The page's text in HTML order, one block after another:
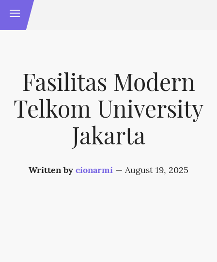
Fasilitas Modern
Telkom University
Jakarta
Written bycionarmi — August 19, 2025